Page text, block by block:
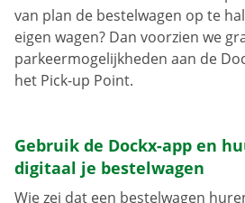
van plan de bestelwagen op te
eigen wagen? Dan voorzien we
parkeermogelijkheden aan de
het Pick-up Point.
Gebruik de Dockx-app en
digitaal je bestelwagen
Wie zei dat een bestelwagen